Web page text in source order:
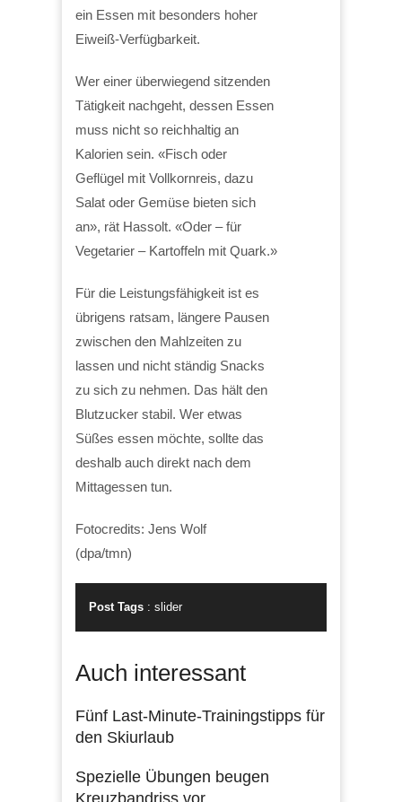
ein Essen mit besonders hoher
Eiweiß-Verfügbarkeit.
Wer einer überwiegend sitzenden
Tätigkeit nachgeht, dessen Essen
muss nicht so reichhaltig an
Kalorien sein. «Fisch oder
Geflügel mit Vollkornreis, dazu
Salat oder Gemüse bieten sich
an», rät Hassolt. «Oder – für
Vegetarier – Kartoffeln mit Quark.»
Für die Leistungsfähigkeit ist es
übrigens ratsam, längere Pausen
zwischen den Mahlzeiten zu
lassen und nicht ständig Snacks
zu sich zu nehmen. Das hält den
Blutzucker stabil. Wer etwas
Süßes essen möchte, sollte das
deshalb auch direkt nach dem
Mittagessen tun.
Fotocredits: Jens Wolf
(dpa/tmn)
Post Tags : slider
Auch interessant
Fünf Last-Minute-Trainingstipps für
den Skiurlaub
Spezielle Übungen beugen
Kreuzbandriss vor